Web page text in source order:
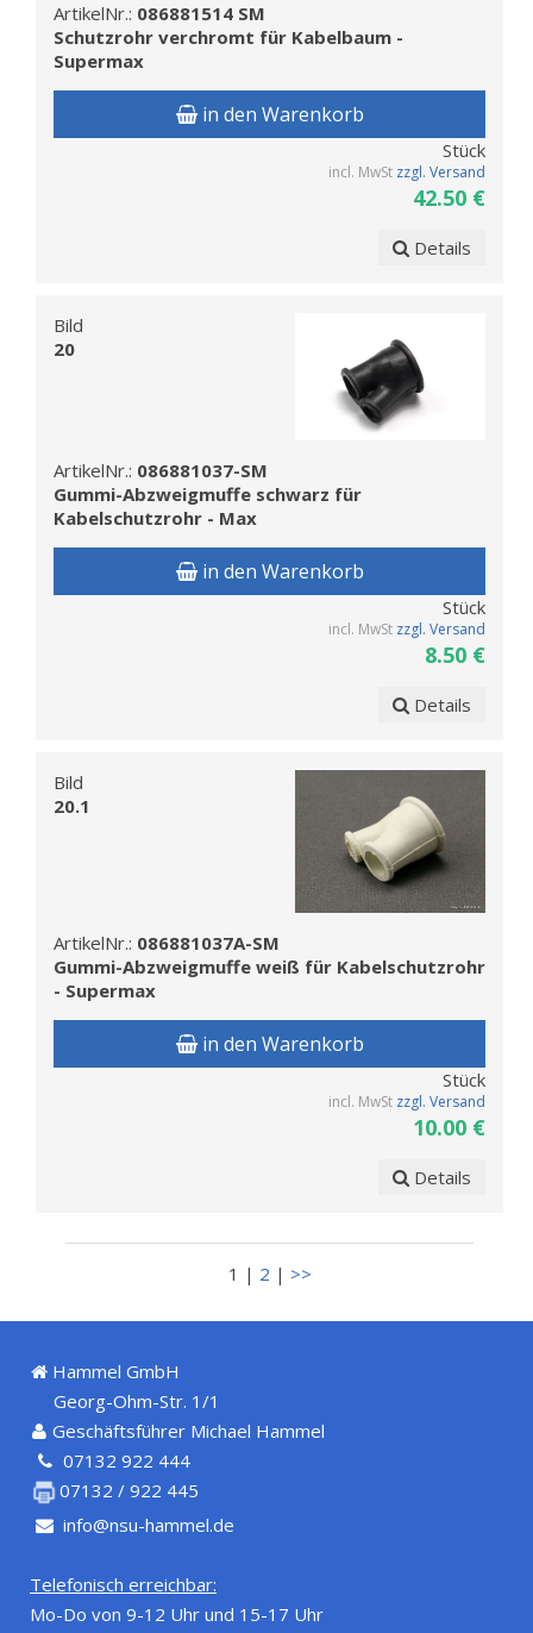
ArtikelNr.: 086881514 SM
Schutzrohr verchromt für Kabelbaum -
Supermax
in den Warenkorb
Stück
incl. MwSt zzgl. Versand
42.50 €
Details
Bild
20
ArtikelNr.: 086881037-SM
Gummi-Abzweigmuffe schwarz für
Kabelschutzrohr - Max
in den Warenkorb
Stück
incl. MwSt zzgl. Versand
8.50 €
Details
Bild
20.1
ArtikelNr.: 086881037A-SM
Gummi-Abzweigmuffe weiß für Kabelschutzrohr
- Supermax
in den Warenkorb
Stück
incl. MwSt zzgl. Versand
10.00 €
Details
1 | 2 | >>
Hammel GmbH
Georg-Ohm-Str. 1/1
Geschäftsführer Michael Hammel
07132 922 444
07132 / 922 445
info@nsu-hammel.de
Telefonisch erreichbar:
Mo-Do von 9-12 Uhr und 15-17 Uhr